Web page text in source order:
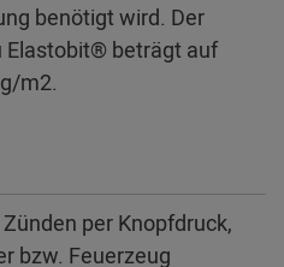
benötigt wird. Der
Elastobit® beträgt auf
m2.
per Knopfdruck,
bzw. Feuerzeug